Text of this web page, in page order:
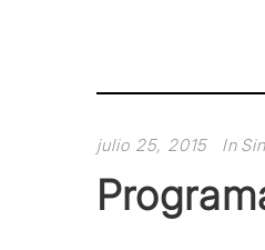
julio 25, 2015 In